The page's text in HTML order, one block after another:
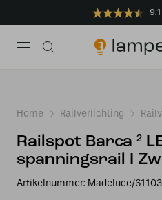
9.1
Home Railverlichting
Railspot Barca ²
spanningsrail I
Artikelnummer: Madeluce/